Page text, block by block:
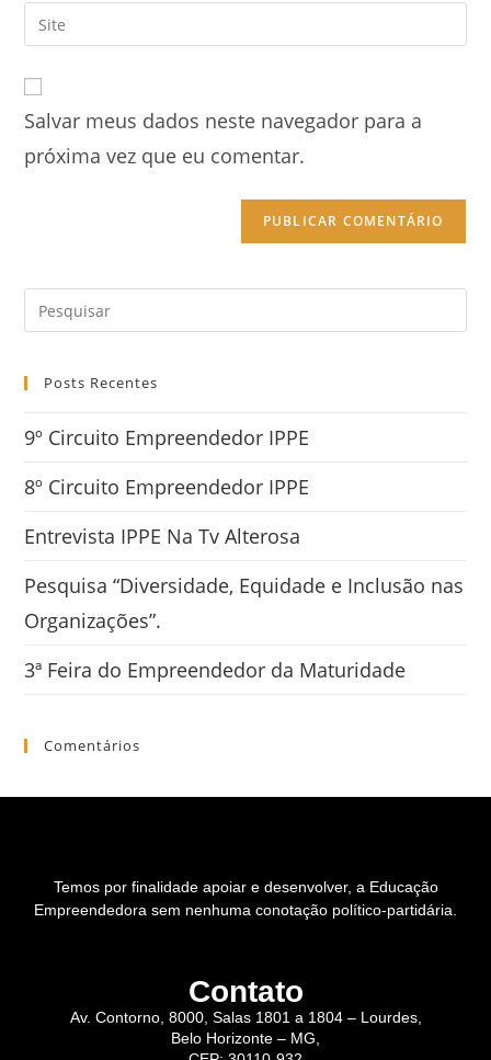
Salvar meus dados neste navegador para a
próxima vez que eu comentar.
Posts Recentes
9º Circuito Empreendedor IPPE
8º Circuito Empreendedor IPPE
Entrevista IPPE Na Tv Alterosa
Pesquisa “Diversidade, Equidade e Inclusão nas
Organizações”.
3ª Feira do Empreendedor da Maturidade
Comentários
Temos por finalidade apoiar e desenvolver, a Educação
Empreendedora sem nenhuma conotação político-partidária.
Contato
Av. Contorno, 8000, Salas 1801 a 1804 – Lourdes,
Belo Horizonte – MG,